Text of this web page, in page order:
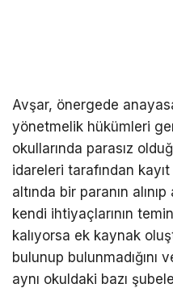
Avşar, önergede
yönetmelik hükümleri
okullarında parasız
idareleri tarafından
altında bir paranın
kendi ihtiyaçlarının
kalıyorsa ek kaynak
bulunup bulunmadığını
aynı okuldaki bazı